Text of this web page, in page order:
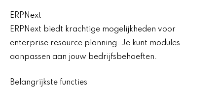
ERPNext
ERPNext biedt krachtige mogelijkheden voor
enterprise resource planning. Je kunt modules
aanpassen aan jouw bedrijfsbehoeften.
Belangrijkste functies